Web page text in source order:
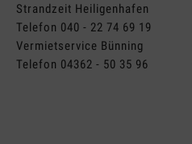
Strandzeit Heiligenhafen
Telefon 040 - 22 74 69 19
Vermietservice Bünning
Telefon 04362 - 50 35 96